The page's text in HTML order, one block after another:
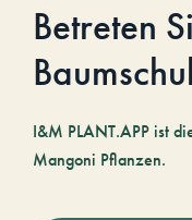
Betreten
I&M PLANT.APP ist
Mangoni Pflanzen.